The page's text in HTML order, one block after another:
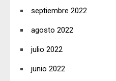
septiembre 2022
agosto 2022
julio 2022
junio 2022